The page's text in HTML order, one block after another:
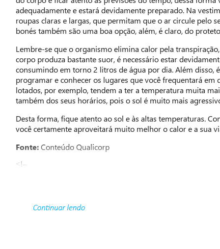
adequadamente e estará devidamente preparado. Na
roupas claras e largas, que permitam que o ar circule pelo
bonés também são uma boa opção, além, é claro, do
Lembre-se que o organismo elimina calor pela
corpo produza bastante suor, é necessário estar
consumindo em torno 2 litros de água por dia. Além disso,
programar e conhecer os lugares que você frequentará em
lotados, por exemplo, tendem a ter a temperatura muita
também dos seus horários, pois o sol é muito mais
Desta forma, fique atento ao sol e às altas temperaturas.
você certamente aproveitará muito melhor o calor e a sua
Fonte:Conteúdo Qualicorp
<!–